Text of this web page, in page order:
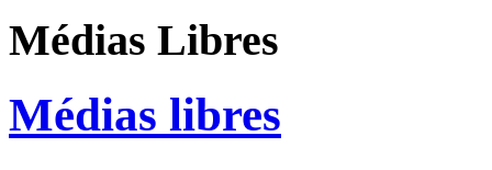
Médias Libres
Médias libres